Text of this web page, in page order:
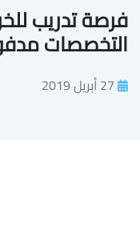
فرصة تدريب
التخصصات
27 أبريل 2019